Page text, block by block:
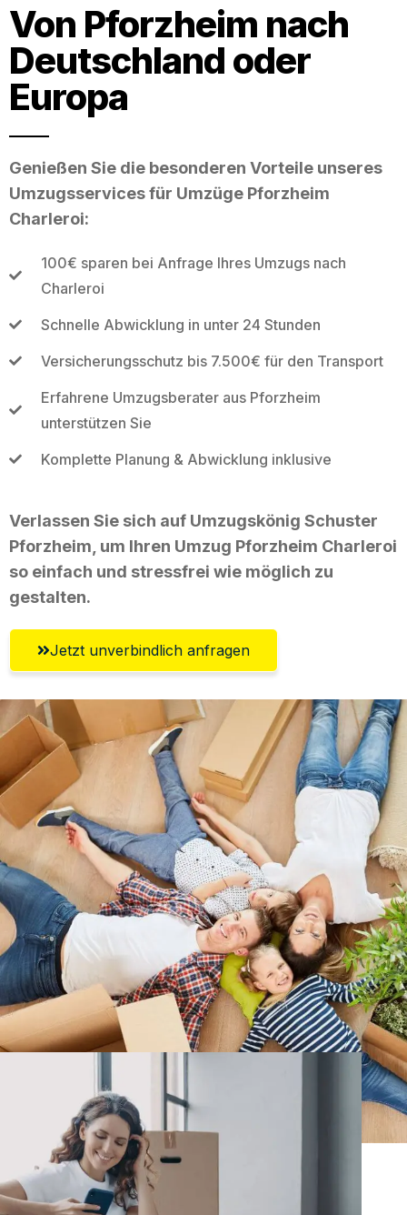
Von Pforzheim nach
Deutschland oder
Europa
Genießen Sie die besonderen Vorteile unseres
Umzugsservices für Umzüge Pforzheim
Charleroi:
100€ sparen bei Anfrage Ihres Umzugs nach
Charleroi
Schnelle Abwicklung in unter 24 Stunden
Versicherungsschutz bis 7.500€ für den Transport
Erfahrene Umzugsberater aus Pforzheim
unterstützen Sie
Komplette Planung & Abwicklung inklusive
Verlassen Sie sich auf Umzugskönig Schuster
Pforzheim, um Ihren Umzug Pforzheim Charleroi
so einfach und stressfrei wie möglich zu
gestalten.
Jetzt unverbindlich anfragen